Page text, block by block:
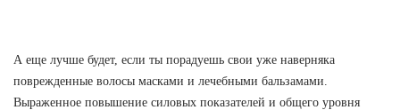
А еще лучше будет, если ты порадуешь свои уже наверняка
поврежденные волосы масками и лечебными бальзамами.
Выраженное повышение силовых показателей и общего уровня